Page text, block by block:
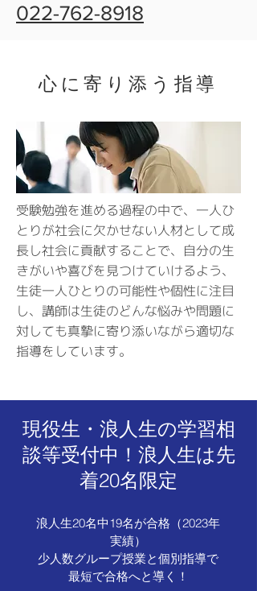
022-762-8918
心に寄り添う指導
受験勉強を進める過程の中で、一人ひ
とりが社会に欠かせない人材として成
長し社会に貢献することで、自分の生
きがいや喜びを見つけていけるよう、
生徒一人ひとりの可能性や個性に注目
し、講師は生徒のどんな悩みや問題に
対しても真摯に寄り添いながら適切な
指導をしています。
現役生・浪人生の学習相
談等受付中！浪人生は先
着20名限定
浪人生20名中19名が合格（2023年
実績）
少人数グループ授業と個別指導で
最短で合格へと導く！